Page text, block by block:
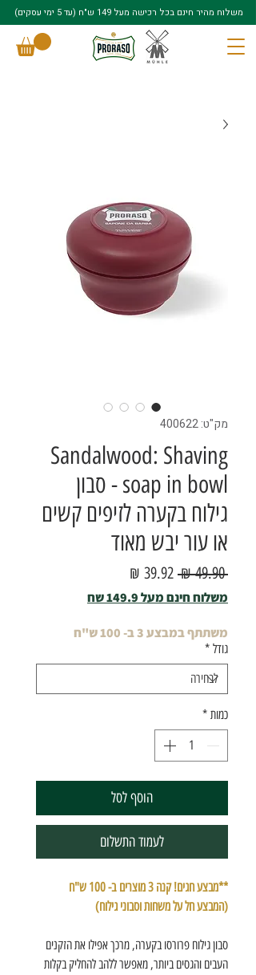
משלוח מהיר חינם בכל רכישה מעל 149 ש"ח (עד 5 ימי עסקים)
מק"ט: 400622
Sandalwood: Shaving
soap in bowl - סבון
גילוח בקערה לזיפים קשים
או עור יבש מאוד
‏49.90 ‏₪
מחיר
רגיל
מבצע
משלוח חינם מעל 149.9 שח
משתתף במבצע 3 ב- 100 ש"ח
גודל *
כמות *
הוסף לסל
לעמוד התשלום
**מבצע חגים! קנה 3 מוצרים ב- 100 ש"ח
(המבצע חל על משחות וסבוני גילוח)
סבון גילוח פרורסו בקערה, מרכך אפילו את הזקנים
העבים והגסים ביותר, מאפשר ללהב להחליק בקלות